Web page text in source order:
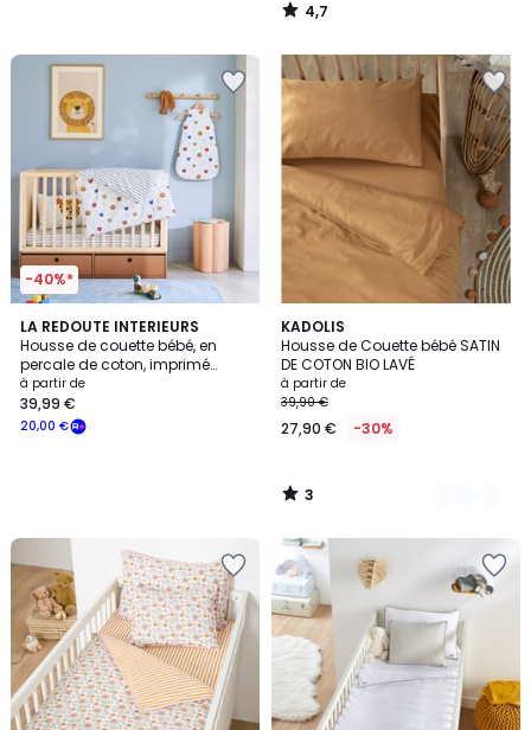
4,7
/
-40%*
LA REDOUTE INTERIEURS
Housse de couette bébé, en
percale de coton, imprimé
animaux, PETITE SAVANE
à partir de
20,00 €
39,99 €
KADOLIS
Housse de Couette bébé SATIN
DE COTON BIO LAVÉ
à partir de
39,90 €
27,90 € -30%
3
/
5
7
Couleurs
3
/